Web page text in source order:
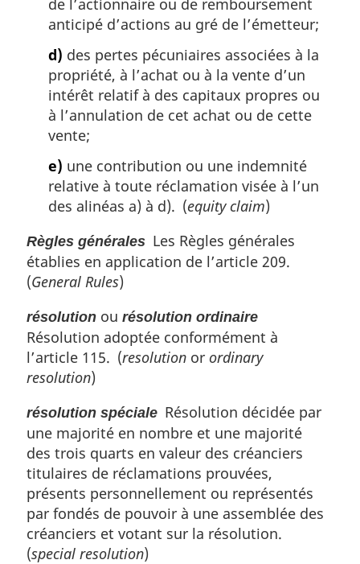
de l’actionnaire ou de remboursement
anticipé d’actions au gré de l’émetteur;
d) des pertes pécuniaires associées à la
propriété, à l’achat ou à la vente d’un
intérêt relatif à des capitaux propres ou
à l’annulation de cet achat ou de cette
vente;
e) une contribution ou une indemnité
relative à toute réclamation visée à l’un
des alinéas a) à d). (equity claim)
Règles générales Les Règles générales
établies en application de l’article 209.
(General Rules)
résolution ou résolution ordinaire
Résolution adoptée conformément à
l’article 115. (resolution or ordinary
resolution)
résolution spéciale Résolution décidée par
une majorité en nombre et une majorité
des trois quarts en valeur des créanciers
titulaires de réclamations prouvées,
présents personnellement ou représentés
par fondés de pouvoir à une assemblée des
créanciers et votant sur la résolution.
(special resolution)